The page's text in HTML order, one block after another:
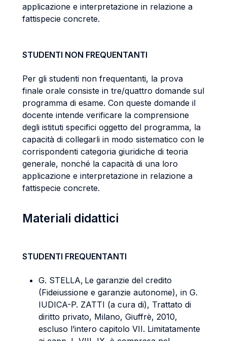
applicazione e interpretazione in relazione a
fattispecie concrete.
STUDENTI NON FREQUENTANTI
Per gli studenti non frequentanti, la prova
finale orale consiste in tre/quattro domande sul
programma di esame. Con queste domande il
docente intende verificare la comprensione
degli istituti specifici oggetto del programma, la
capacità di collegarli in modo sistematico con le
corrispondenti categoria giuridiche di teoria
generale, nonché la capacità di una loro
applicazione e interpretazione in relazione a
fattispecie concrete.
Materiali didattici
STUDENTI FREQUENTANTI
G. STELLA, Le garanzie del credito
(Fideiussione e garanzie autonome), in G.
IUDICA-P. ZATTI (a cura di), Trattato di
diritto privato, Milano, Giuffrè, 2010,
escluso l’intero capitolo VII. Limitatamente